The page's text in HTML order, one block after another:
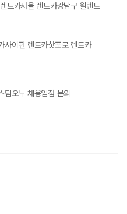
트카서울 렌트카강남구 월렌트
사이판 렌트카삿포로 렌트카
팀오투 채용입점 문의